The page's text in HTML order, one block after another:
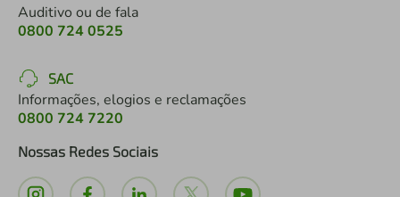
Auditivo ou de fala
0800 724 0525
SAC
Informações, elogios e reclamações
0800 724 7220
Nossas Redes Sociais